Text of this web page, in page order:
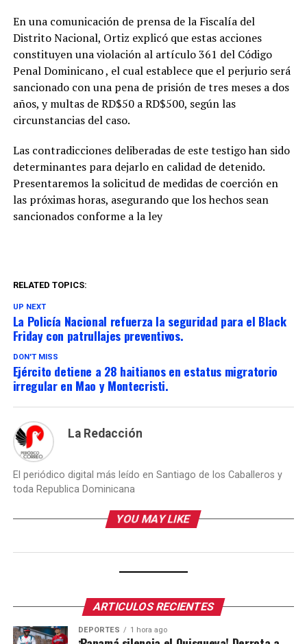
En una comunicación de prensa de la Fiscalía del
Distrito Nacional, Ortiz explicó que estas acciones
constituyen una violación al artículo 361 del Código
Penal Dominicano , el cual establece que el perjurio será
sancionado con una pena de prisión de tres meses a dos
años, y multas de RD$50 a RD$500, según las
circunstancias del caso.
Las contradicciones deliberadas de este testigo han sido
determinantes para dejarlo en calidad de detenido.
Presentaremos la solicitud de medidas de coerción en
las próximas horas, asegurando que los hechos sean
sancionados conforme a la ley
RELATED TOPICS:
UP NEXT
La Policía Nacional refuerza la seguridad para el Black
Friday con patrullajes preventivos.
DON'T MISS
Ejército detiene a 28 haitianos en estatus migratorio
irregular en Mao y Montecristi.
La Redacción
El periódico digital más leído en Santiago de los Caballeros y
toda Republica Dominicana
YOU MAY LIKE
ARTICULOS RECIENTES
DEPORTES 1 hora ago